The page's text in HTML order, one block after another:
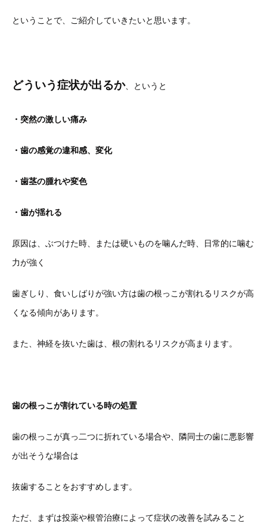
ということで、ご紹介していきたいと思います。
どういう症状が出るか、というと
・突然の激しい痛み
・歯の感覚の違和感、変化
・歯茎の腫れや変色
・歯が揺れる
原因は、ぶつけた時、または硬いものを噛んだ時、日常的に噛む
力が強く
歯ぎしり、食いしばりが強い方は歯の根っこが割れるリスクが高
くなる傾向があります。
また、神経を抜いた歯は、根の割れるリスクが高まります。
歯の根っこが割れている時の処置
歯の根っこが真っ二つに折れている場合や、隣同士の歯に悪影響
が出そうな場合は
抜歯することをおすすめします。
ただ、まずは投薬や根管治療によって症状の改善を試みること